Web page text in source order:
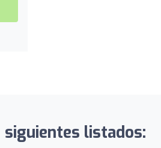
siguientes listados: